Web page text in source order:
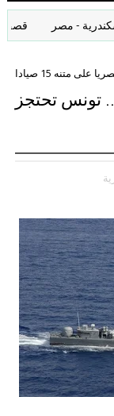
- مصر قصف
من 3 أسابيع.. تونس تحتجز